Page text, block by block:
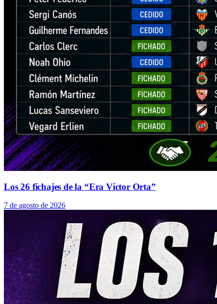
Los 26 fichajes de la “Era Víctor Orta”
7 de agosto de 2026